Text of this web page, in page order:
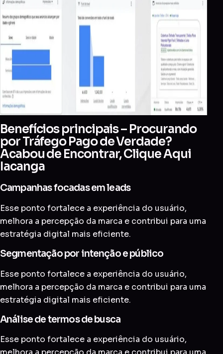
Benefícios principais – Procurando
por Tráfego Pago de Verdade?
Acabou de Encontrar, Clique Aqui
Iacanga
Campanhas focadas em leads
Esse ponto fortalece a experiência do usuário,
melhora a percepção da marca e contribui para uma
estratégia digital mais eficiente.
Segmentação por intenção e público
Esse ponto fortalece a experiência do usuário,
melhora a percepção da marca e contribui para uma
estratégia digital mais eficiente.
Análise de termos de busca
Esse ponto fortalece a experiência do usuário,